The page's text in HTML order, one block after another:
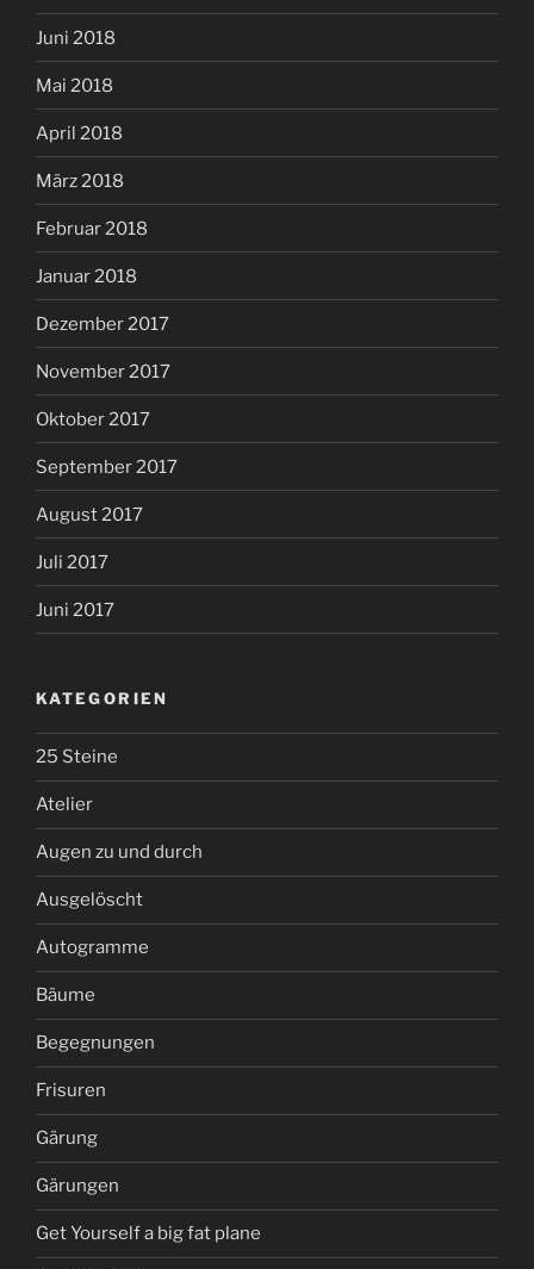
Juni 2018
Mai 2018
April 2018
März 2018
Februar 2018
Januar 2018
Dezember 2017
November 2017
Oktober 2017
September 2017
August 2017
Juli 2017
Juni 2017
KATEGORIEN
25 Steine
Atelier
Augen zu und durch
Ausgelöscht
Autogramme
Bäume
Begegnungen
Frisuren
Gärung
Gärungen
Get Yourself a big fat plane